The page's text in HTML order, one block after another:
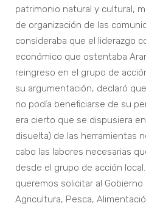
patrimonio natural y cultural,
de organización de las
consideraba que el liderazgo
económico que ostentaba
reingreso en el grupo de
su argumentación, declaró
no podía beneficiarse de su
era cierto que se dispusiera
disuelta) de las herramientas
cabo las labores necesarias
desde el grupo de acción
queremos solicitar al
Agricultura, Pesca,